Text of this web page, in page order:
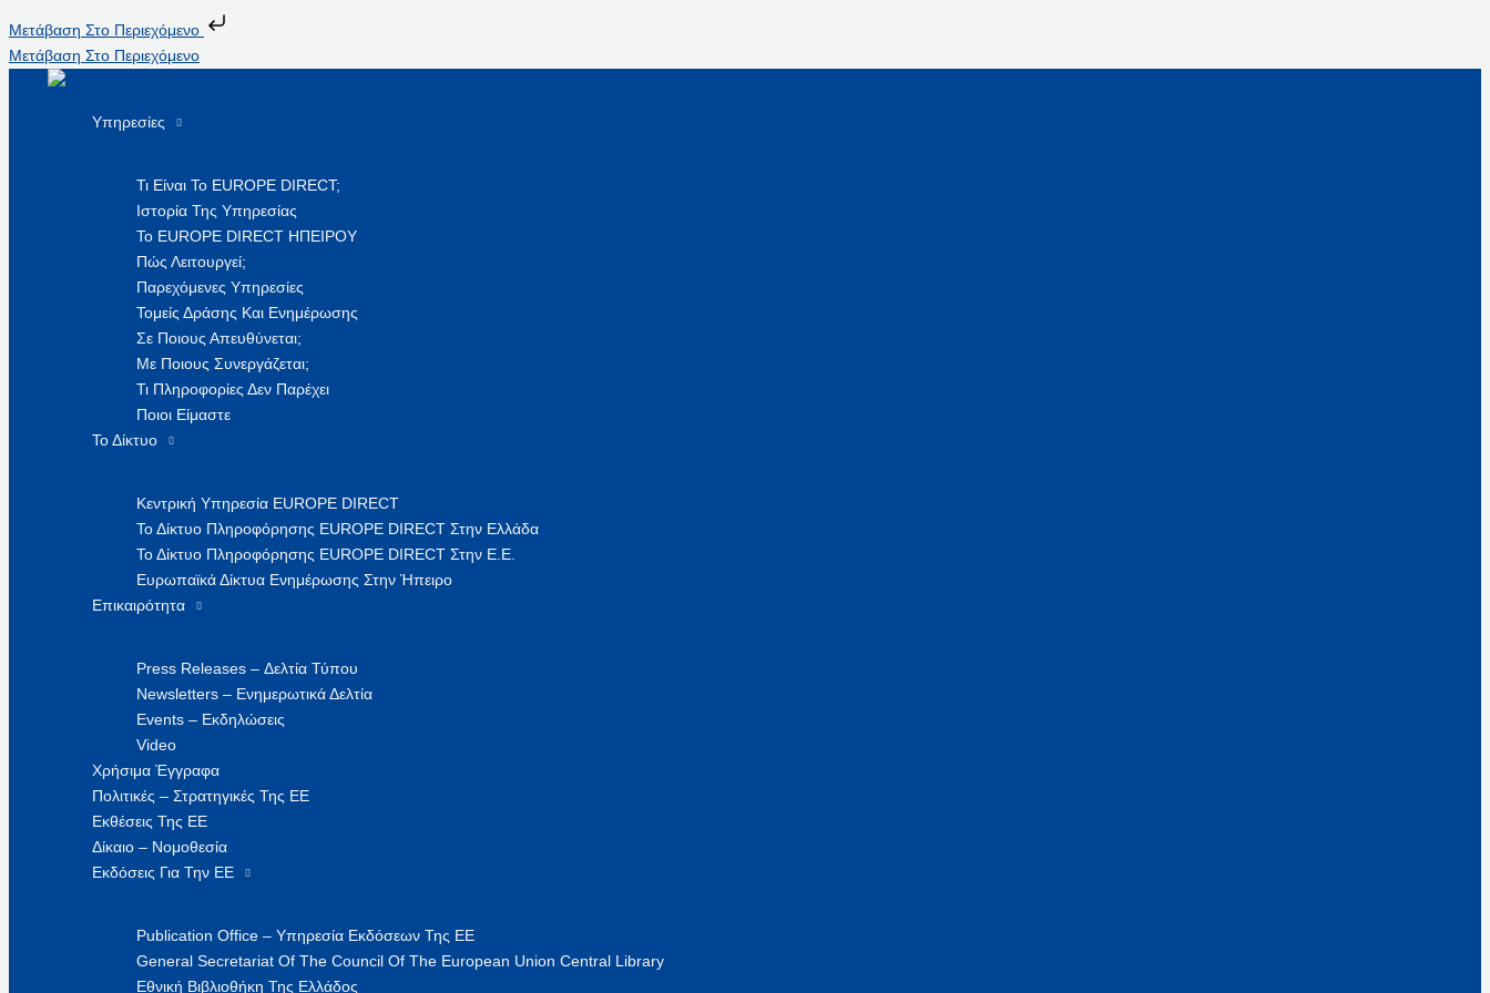
Μετάβαση Στο Περιεχόμενο
Μετάβαση Στο Περιεχόμενο
Υπηρεσίες
Τι Είναι Το EUROPE DIRECT;
Ιστορία Της Υπηρεσίας
Το EUROPE DIRECT ΗΠΕΙΡΟΥ
Πώς Λειτουργεί;
Παρεχόμενες Υπηρεσίες
Τομείς Δράσης Και Ενημέρωσης
Σε Ποιους Απευθύνεται;
Με Ποιους Συνεργάζεται;
Τι Πληροφορίες Δεν Παρέχει
Ποιοι Είμαστε
Το Δίκτυο
Κεντρική Υπηρεσία EUROPE DIRECT
Το Δίκτυο Πληροφόρησης EUROPE DIRECT Στην Ελλάδα
Το Δίκτυο Πληροφόρησης EUROPE DIRECT Στην Ε.Ε.
Ευρωπαϊκά Δίκτυα Ενημέρωσης Στην Ήπειρο
Επικαιρότητα
Press Releases – Δελτία Τύπου
Newsletters – Ενημερωτικά Δελτία
Events – Εκδηλώσεις
Video
Χρήσιμα Έγγραφα
Πολιτικές – Στρατηγικές Της ΕΕ
Εκθέσεις Της ΕΕ
Δίκαιο – Νομοθεσία
Εκδόσεις Για Την ΕΕ
Publication Office – Υπηρεσία Εκδόσεων Της ΕΕ
General Secretariat Of The Council Of The European Union Central Library
Εθνική Βιβλιοθήκη Της Ελλάδος